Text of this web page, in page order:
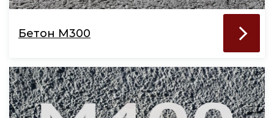
Бетон М300